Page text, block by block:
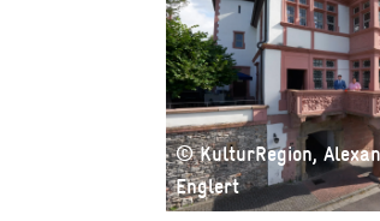
© KulturRegion,
Englert